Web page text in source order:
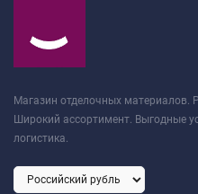
Магазин отделочных материалов.
Широкий ассортимент. Выгодные
логистика.